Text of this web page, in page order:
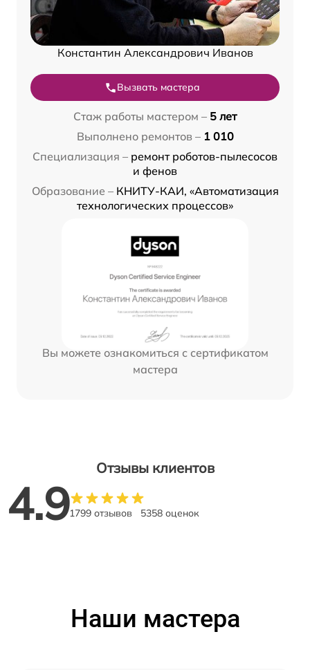
Константин Александрович Иванов
Вызвать мастера
Стаж работы мастером – 5 лет
Выполнено ремонтов – 1 010
Специализация – ремонт роботов-пылесосов
и фенов
Образование – КНИТУ-КАИ, «Автоматизация
технологических процессов»
Вы можете ознакомиться с сертификатом
мастера
Отзывы клиентов
4.91799 отзывов 5358 оценок
Наши мастера